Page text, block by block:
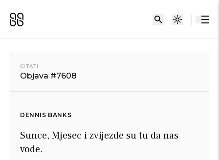
CITATI
Objava #7608
DENNIS BANKS
Sunce, Mjesec i zvijezde su tu da nas
vode.